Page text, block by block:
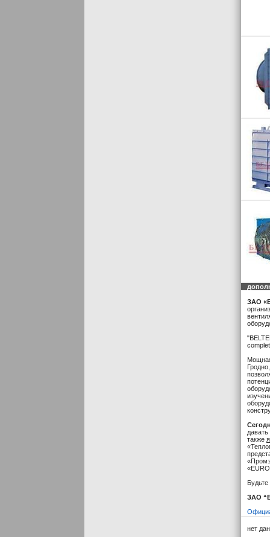
ЗАО
также
ЗАО
нет